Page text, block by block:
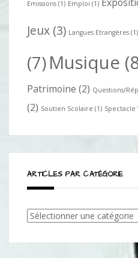
Emissions (1) Emploi (1)
Jeux (3) Langues Etrangères (1)
(7)Musique
Patrimoine (2) Questions/
(2) Soutien Scolaire (1) Spectacle
ARTICLES PAR CATÉGORIE
Articles